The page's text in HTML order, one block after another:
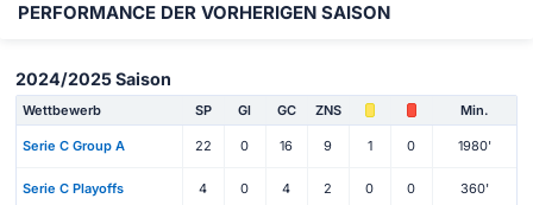
PERFORMANCE DER VORHERIGEN SAISON
2024/2025 Saison
Wettbewerb SP Gl GC ZNS Min.
Serie C Group A 22 0 16 9 1 0 1980'
Serie C Playoffs 4 0 4 2 0 0 360'